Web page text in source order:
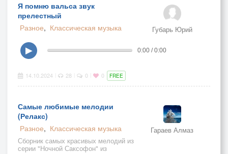
Я помню вальса звук
прелестный
Разное, Классическая музыка Губарь Юрий
▶ 0:00 / 0:00
14.10.2024 28 0 0 FREE
Самые любимые мелодии
(Релакс)
Разное, Классическая музыка
Сборник самых красивых мелодий из
серии "Ночной Саксофон" из
Гараев Алмаз